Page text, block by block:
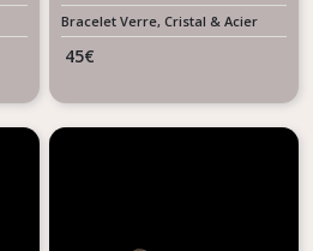
bronze et rouge
Bracelet Verre, Cristal & Acier
45€